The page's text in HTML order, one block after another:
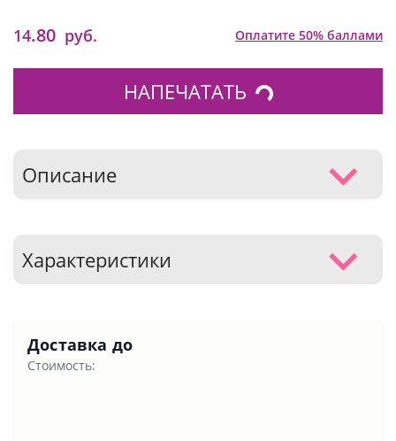
14.80 руб. Оплатите 50% баллами
НАПЕЧАТАТЬ
Описание
Характеристики
Доставка до
Стоимость: